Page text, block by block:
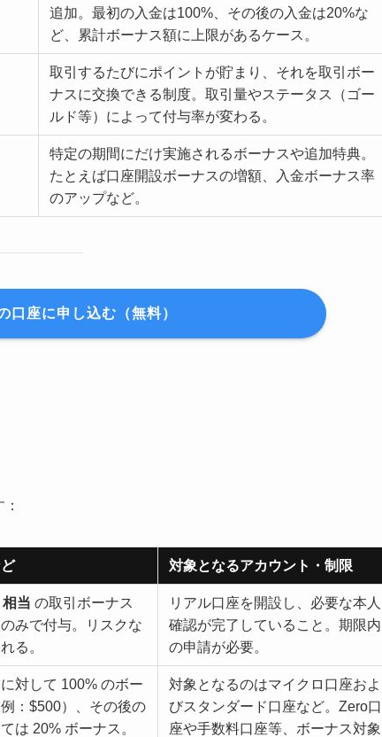
追加。最初の入金は100%、その後の入金は20%な
ど、累計ボーナス額に上限があるケース。
取引するたびにポイントが貯まり、それを取引ボー
ナスに交換できる制度。取引量やステータス（ゴー
ルド等）によって付与率が変わる。
特定の期間にだけ実施されるボーナスや追加特典。
たとえば口座開設ボーナスの増額、入金ボーナス率
のアップなど。
口座に申し込む（無料）
対象となるアカウント・制限
当 の取引ボーナス
みで付与。リスクな
る。
リアル口座を開設し、必要な本人
確認が完了していること。期限内
の申請が必要。
対して 100% のボー
：$500）、その後の
は 20% ボーナス。
対象となるのはマイクロ口座およ
びスタンダード口座など。Zero口
座や手数料口座等、ボーナス対象